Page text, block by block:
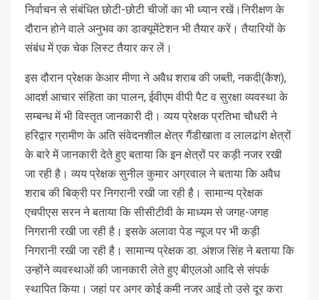
निर्वाचन से संबंधित छोटी-छोटी चीजों का भी ध्यान रखें।निरीक्षण के
दौरान होने वाले अनुभव का डाक्यूमेंटेशन भी तैयार करें। तैयारियों के
संबंध में एक चेक लिस्ट तैयार कर लें।
इस दौरान प्रेक्षक केआर मीणा ने अवैध शराब की जब्ती, नकदी(कैश),
आदर्श आचार संहिता का पालन, ईवीएम वीपी पैट व सुरक्षा व्यवस्था के
सम्बन्ध में भी विस्तृत जानकारी दी। व्यय प्रेक्षक प्रतिभा चौधरी ने
हरिद्वार ग्रामीण के अति संवेदनशील क्षेत्र गैंडीखाता व लालढांग क्षेत्रों
के बारे में जानकारी देते हुए बताया कि इन क्षेत्रों पर कड़ी नजर रखी
जा रही है। व्यय प्रेक्षक सुनील कुमार अग्रवाल ने बताया कि अवैध
शराब की बिक्री पर निगरानी रखी जा रही है। सामान्य प्रेक्षक
एचपीएस सरन ने बताया कि सीसीटीवी के माध्यम से जगह-जगह
निगरानी रखी जा रही है। इसके अलावा पेड न्यूज पर भी कड़ी
निगरानी रखी जा रही है। सामान्य प्रेक्षक डा. अंशज सिंह ने बताया कि
उन्होंने व्यवस्थाओं की जानकारी लेते हुए बीएलओ आदि से संपर्क
स्थापित किया। जहां पर अगर कोई कमी नजर आई तो उसे दूर करा